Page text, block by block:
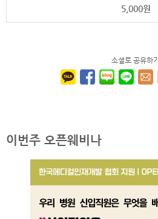
5,000원
소셜로 공유하기
이번주 오픈웨비나